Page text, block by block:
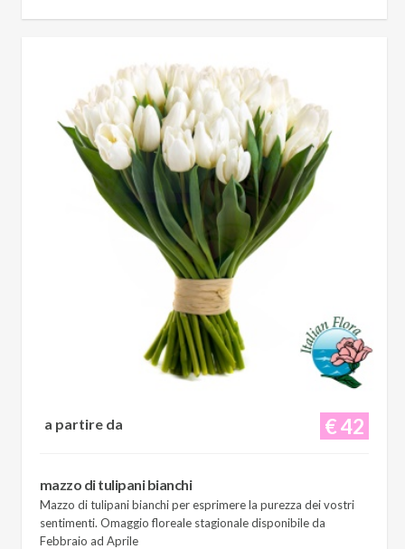
€ 42
a partire da
mazzo di tulipani bianchi
Mazzo di tulipani bianchi per esprimere la purezza dei vostri
sentimenti. Omaggio floreale stagionale disponibile da
Febbraio ad Aprile